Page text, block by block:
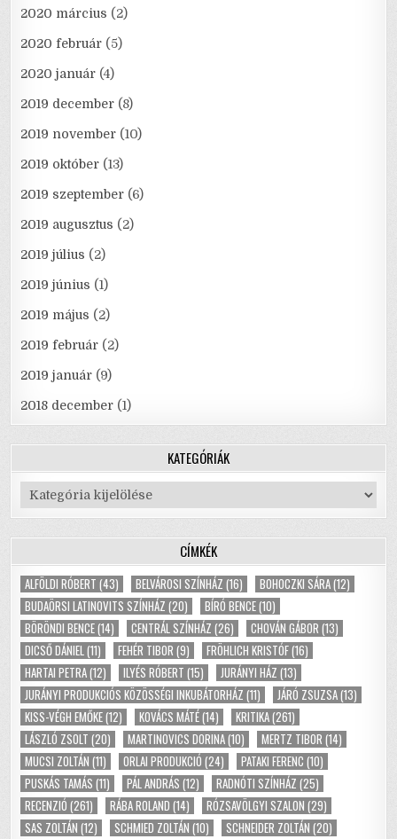
2020 március (2)
2020 február (5)
2020 január (4)
2019 december (8)
2019 november (10)
2019 október (13)
2019 szeptember (6)
2019 augusztus (2)
2019 július (2)
2019 június (1)
2019 május (2)
2019 február (2)
2019 január (9)
2018 december (1)
KATEGÓRIÁK
Kategóriák
CÍMKÉK
ALFÖLDI RÓBERT (43) BELVÁROSI SZÍNHÁZ (16) BOHOCZKI SÁRA(12)
BUDAÖRSI LATINOVITS SZÍNHÁZ (20) BÍRÓ BENCE(10)
BÖRÖNDI BENCE(14) CENTRÁL SZÍNHÁZ (26) CHOVÁN GÁBOR (13)
DICSŐ DÁNIEL (11) FEHÉR TIBOR (9) FRÖHLICH KRISTÓF(16)
HARTAI PETRA(12) ILYÉS RÓBERT (15) JURÁNYI HÁZ (13)
JURÁNYI PRODUKCIÓS KÖZÖSSÉGI INKUBÁTORHÁZ (11) JÁRÓ ZSUZSA(13)
KISS-VÉGH EMŐKE(12) KOVÁCS MÁTÉ(14) KRITIKA(261)
LÁSZLÓ ZSOLT (20) MARTINOVICS DORINA(10) MERTZ TIBOR (14)
MUCSI ZOLTÁN (11) ORLAI PRODUKCIÓ (24) PATAKI FERENC (10)
PUSKÁS TAMÁS (11) PÁL ANDRÁS (12) RADNÓTI SZÍNHÁZ (25)
RECENZIÓ (261) RÁBA ROLAND (14) RÓZSAVÖLGYI SZALON (29)
SAS ZOLTÁN (12) SCHMIED ZOLTÁN (10) SCHNEIDER ZOLTÁN (20)